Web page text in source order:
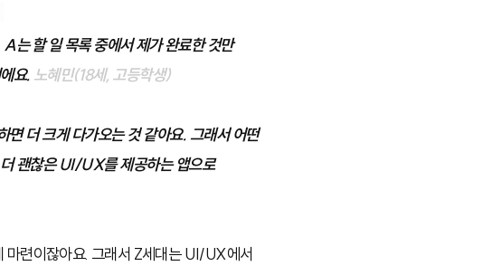
는 할 일 목록 중에서 제가 완료한 것만
요. 노혜민(18세, 고등학생)
더 크게 다가오는 것 같아요. 그래서 어떤
괜찮은 UI/UX를 제공하는 앱으로
마련이잖아요. 그래서 Z세대는 UI/UX에서